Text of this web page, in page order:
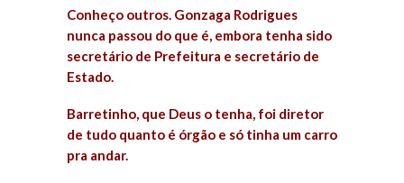
Conheço outros. Gonzaga Rodrigues
nunca passou do que é, embora tenha sido
secretário de Prefeitura e secretário de
Estado.
Barretinho, que Deus o tenha, foi diretor
de tudo quanto é órgão e só tinha um carro
pra andar.